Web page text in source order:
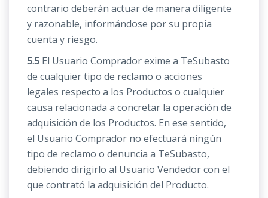
contrario deberán actuar de manera diligente
y razonable, informándose por su propia
cuenta y riesgo.
5.5 El Usuario Comprador exime a TeSubasto
de cualquier tipo de reclamo o acciones
legales respecto a los Productos o cualquier
causa relacionada a concretar la operación de
adquisición de los Productos. En ese sentido,
el Usuario Comprador no efectuará ningún
tipo de reclamo o denuncia a TeSubasto,
debiendo dirigirlo al Usuario Vendedor con el
que contrató la adquisición del Producto.